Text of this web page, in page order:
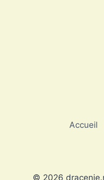
Accueil
© 2026